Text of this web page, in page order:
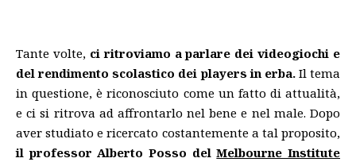
Tante volte, ci ritroviamo a parlare dei videogiochi e
del rendimento scolastico dei players in erba.Il tema
in questione, è riconosciuto come un fatto di attualità,
e ci si ritrova ad affrontarlo nel bene e nel male. Dopo
aver studiato e ricercato costantemente a tal proposito,
il professor Alberto Posso delMelbourne Institute